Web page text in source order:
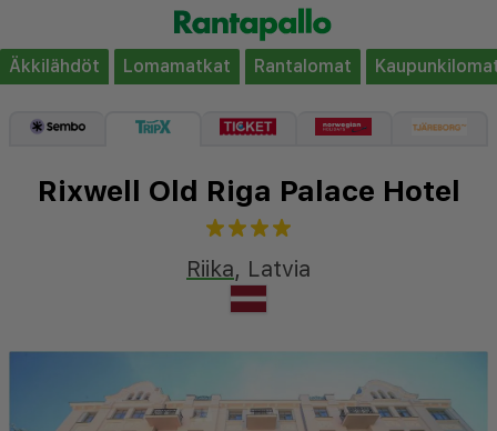
Äkkilähdöt Lomamatkat Rantalomat
Rixwell Old Riga Palace Hotel
Riika, Latvia